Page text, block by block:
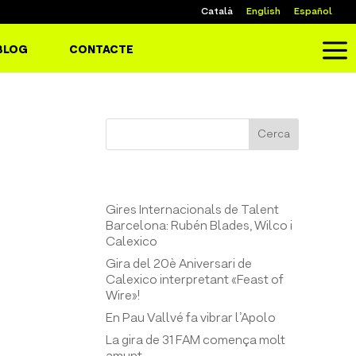
Català English Español
CONTACTE a
Cerca
Gires Internacionals de Talent
Barcelona: Rubén Blades, Wilco i
Calexico
Gira del 20è Aniversari de
Calexico interpretant «Feast of
Wire»!
En Pau Vallvé fa vibrar l’Apolo
La gira de 31 FAM comença molt